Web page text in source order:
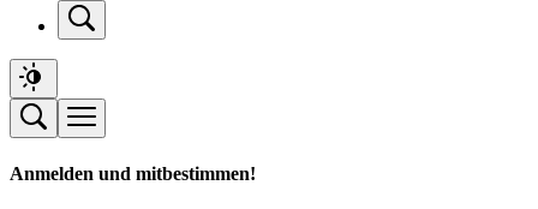
Anmelden und mitbestimmen!